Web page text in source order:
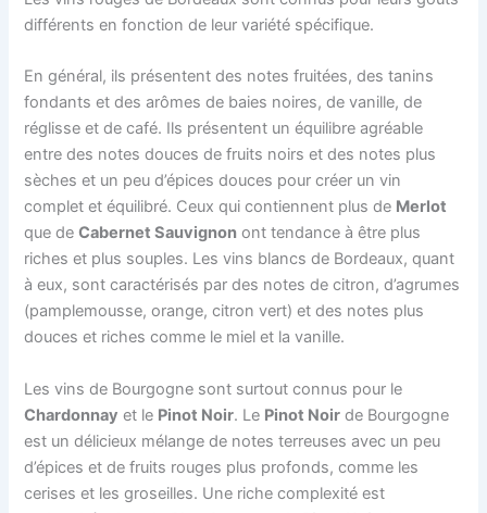
différents en fonction de leur variété spécifique.
En général, ils présentent des notes fruitées, des tanins
fondants et des arômes de baies noires, de vanille, de
réglisse et de café. Ils présentent un équilibre agréable
entre des notes douces de fruits noirs et des notes plus
sèches et un peu d’épices douces pour créer un vin
complet et équilibré. Ceux qui contiennent plus de Merlot
que deCabernet Sauvignon ont tendance à être plus
riches et plus souples. Les vins blancs de Bordeaux, quant
à eux, sont caractérisés par des notes de citron, d’agrumes
(pamplemousse, orange, citron vert) et des notes plus
douces et riches comme le miel et la vanille.
Les vins de Bourgogne sont surtout connus pour le
Chardonnay et le Pinot Noir. Le Pinot Noir de Bourgogne
est un délicieux mélange de notes terreuses avec un peu
d’épices et de fruits rouges plus profonds, comme les
cerises et les groseilles. Une riche complexité est